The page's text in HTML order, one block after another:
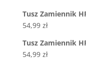
Tusz Zamiennik
54,99 zł
Tusz Zamiennik
54,99 zł